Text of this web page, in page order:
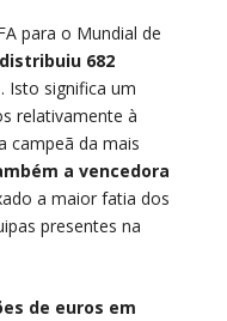
para o Mundial de
682
. Isto significa um
relativamente à
campeã da mais
a vencedora
a maior fatia dos
presentes na
de euros em